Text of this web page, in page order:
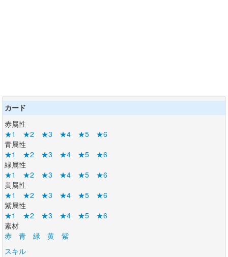
カード
赤属性
★1
★2 ★3 ★4 ★5
★6
青属性
★1
★2 ★3 ★4 ★5
★6
緑属性
★1
★2 ★3 ★4 ★5
★6
黄属性
★1
★2 ★3 ★4 ★5
★6
紫属性
★1
★2 ★3 ★4 ★5
★6
素材
赤
青 緑 黄
紫
スキル